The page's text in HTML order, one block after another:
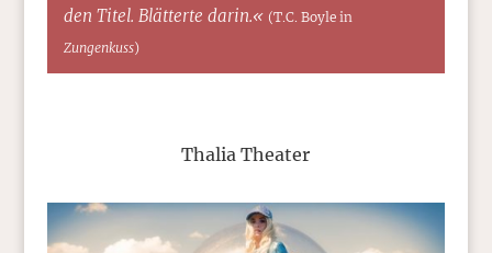
den Titel. Blätterte darin.« (T.C. Boyle in
Zungenkuss)
Thalia Theater